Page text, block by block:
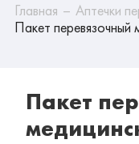
Главная
Аптечки
Пакет
Пакет